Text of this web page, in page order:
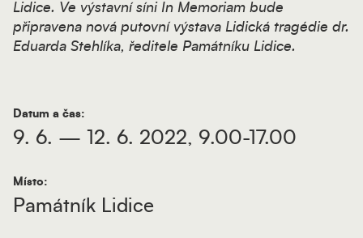
Lidice. Ve výstavní síni In Memoriam bude
připravena nová putovní výstava Lidická tragédie dr.
Eduarda Stehlíka, ředitele Památníku Lidice.
Datum a čas:
9. 6. — 12. 6. 2022, 9.00-17.00
Místo:
Památník Lidice